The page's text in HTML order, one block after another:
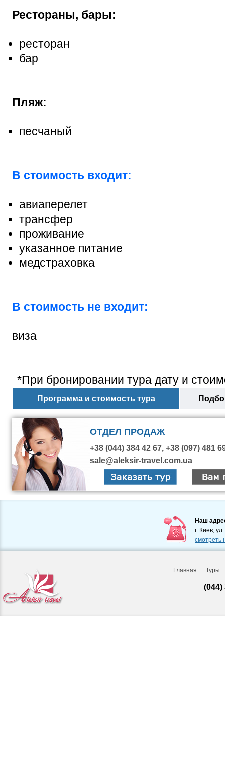
Рестораны, бары:
ресторан
бар
Пляж:
песчаный
В стоимость входит:
авиаперелет
трансфер
проживание
указанное питание
медстраховка
В стоимость не входит:
виза
*При бронировании тура дату и
Программа и стоимость тура
ОТДЕЛ ПРОДАЖ
+38 (044) 384 42 67, +38 (097) 481
sale@aleksir-travel.com.ua
Наш
г. Киев,
смотреть
Главная Туры
(044)